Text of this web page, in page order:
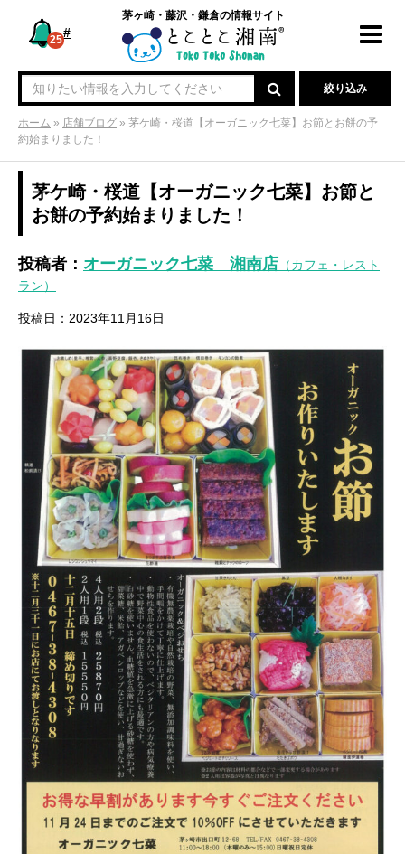
#
25
茅ヶ崎・藤沢・鎌倉の情報サイト
絞り込み
ホーム » 店舗ブログ » 茅ケ崎・桜道【オーガニック七菜】お節とお餅の予
約始まりました！
茅ケ崎・桜道【オーガニック七菜】お節と
お餅の予約始まりました！
投稿者： オーガニック七菜 湘南店 （カフェ・レスト
ラン）
投稿日：2023年11月16日